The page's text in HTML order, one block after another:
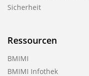
Sicherheit
Ressourcen
BMIMI
BMIMI Infothek